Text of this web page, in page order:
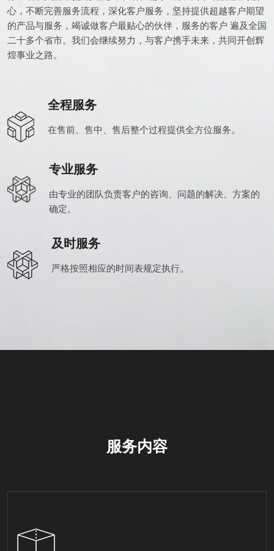
心，不断完善服务流程，深化客户服务，坚持提供超越客户期望
的产品与服务，竭诚做客户最贴心的伙伴，服务的客户 遍及全国
二十多个省市。我们会继续努力，与客户携手未来，共同开创辉
煌事业之路。
全程服务
在售前、售中、售后整个过程提供全方位服务。
专业服务
由专业的团队负责客户的咨询、问题的解决、方案的
确定。
及时服务
严格按照相应的时间表规定执行。
服务内容